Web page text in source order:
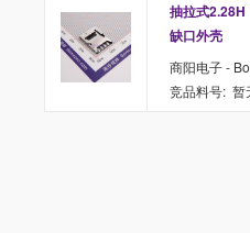
抽拉式2.28H
缺口外壳
商阳电子 -
竞品料号: 暂